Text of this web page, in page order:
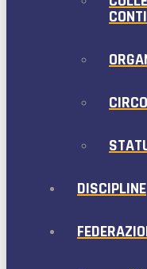
CONTI
DISCIPLINE